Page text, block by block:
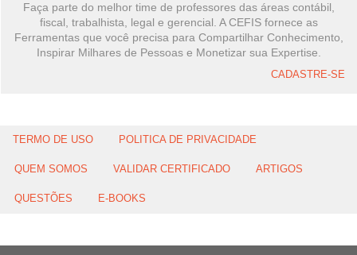
Faça parte do melhor time de professores das áreas contábil,
fiscal, trabalhista, legal e gerencial. A CEFIS fornece as
Ferramentas que você precisa para Compartilhar Conhecimento,
Inspirar Milhares de Pessoas e Monetizar sua Expertise.
CADASTRE-SE
TERMO DE USO POLITICA DE PRIVACIDADE
QUEM SOMOS VALIDAR CERTIFICADO ARTIGOS
QUESTÕES E-BOOKS